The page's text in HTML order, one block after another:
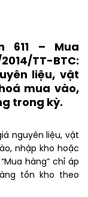
611 – Mua
TT-BTC:
liệu, vật
mua vào,
trong kỳ.
nguyên liệu, vật
nhập kho hoặc
hàng” chỉ áp
tồn kho theo